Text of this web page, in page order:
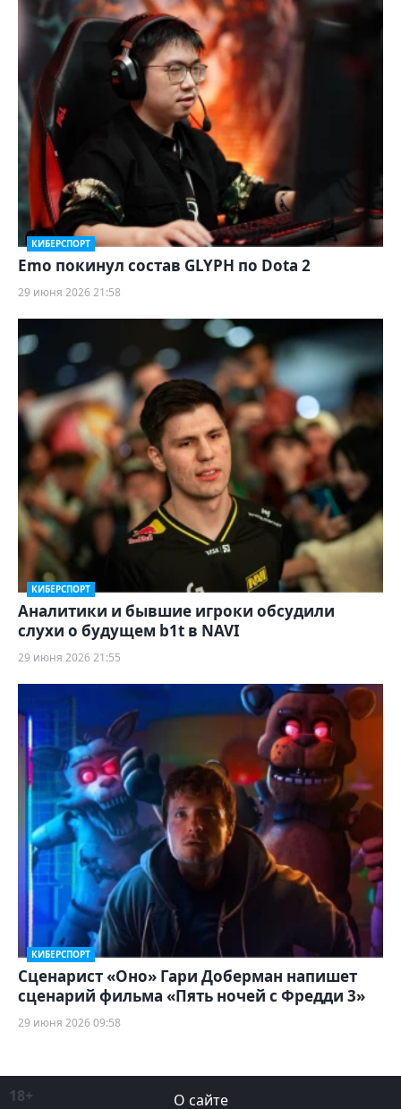
КИБЕРСПОРТ
Emo покинул состав GLYPH по Dota 2
29 июня 2026 21:58
КИБЕРСПОРТ
Аналитики и бывшие игроки обсудили
слухи о будущем b1t в NAVI
29 июня 2026 21:55
КИБЕРСПОРТ
Сценарист «Оно» Гари Доберман напишет
сценарий фильма «Пять ночей с Фредди 3»
29 июня 2026 09:58
18+ О сайте